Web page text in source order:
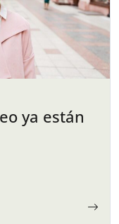
ya están